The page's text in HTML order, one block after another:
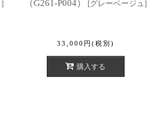
]
（G261-P004）
[グレーベージュ]
33,000 円 (税別)
購入する